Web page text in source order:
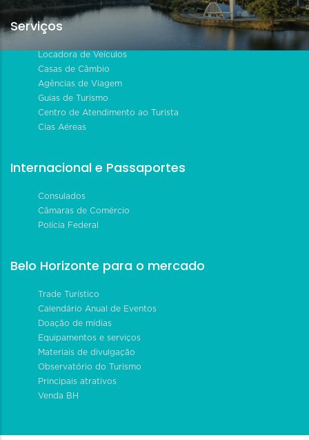
Serviços
Locadora de Veículos
Casas de Câmbio
Agências de Viagem
Guias de Turismo
Centro de Atendimento ao Turista
Cias Aéreas
Internacional e Passaportes
Consulados
Câmaras de Comércio
Polícia Federal
Belo Horizonte para o mercado
Trade Turístico
Calendário Anual de Eventos
Doação de mídias
Equipamentos e serviços
Materiais de divulgação
Observatório do Turismo
Principais atrativos
Venda BH